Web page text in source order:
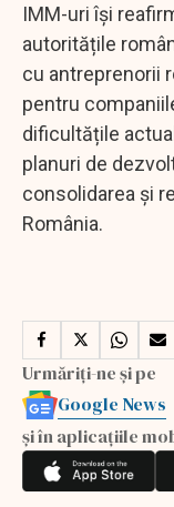
IMM-uri își
autoritățile
cu antreprenorii
pentru
dificultățile
planuri de
consolidarea și
România.
Urmăriți-ne și pe
Google News
și în aplicațiile